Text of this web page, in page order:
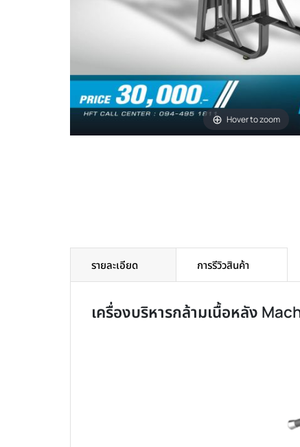
Hover to zoom
รายละเอียด
เครื่องบริหารกล้ามเนื้อหลัง
การรีวิวสินค้า